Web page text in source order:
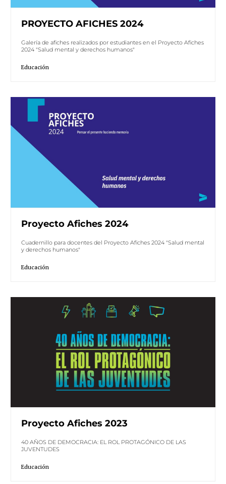
PROYECTO AFICHES 2024
Galería de afiches realizados por estudiantes en el Proyecto Afiches
2024 "Salud mental y derechos humanos"
Educación
Proyecto Afiches 2024
Cuadernillo para docentes del Proyecto Afiches 2024 "Salud mental
y derechos humanos"
Educación
Proyecto Afiches 2023
40 AÑOS DE DEMOCRACIA: EL ROL PROTAGÓNICO DE LAS
JUVENTUDES
Educación